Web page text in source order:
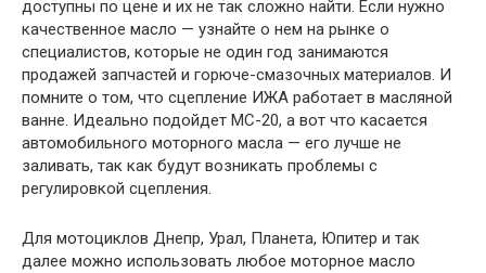
доступны по цене и их не так сложно найти. Если нужно
качественное масло — узнайте о нем на рынке о
специалистов, которые не один год занимаются
продажей запчастей и горюче-смазочных материалов. И
помните о том, что сцепление ИЖА работает в масляной
ванне. Идеально подойдет МС-20, а вот что касается
автомобильного моторного масла — его лучше не
заливать, так как будут возникать проблемы с
регулировкой сцепления.
Для мотоциклов Днепр, Урал, Планета, Юпитер и так
далее можно использовать любое моторное масло